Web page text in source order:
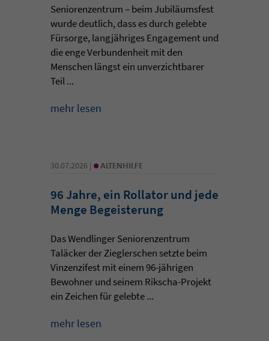
Seniorenzentrum – beim Jubiläumsfest
wurde deutlich, dass es durch gelebte
Fürsorge, langjähriges Engagement und
die enge Verbundenheit mit den
Menschen längst ein unverzichtbarer
Teil ...
mehr lesen
30.07.2026 | •ALTENHILFE
96 Jahre, ein Rollator und jede
Menge Begeisterung
Das Wendlinger Seniorenzentrum
Taläcker der Zieglerschen setzte beim
Vinzenzifest mit einem 96-jährigen
Bewohner und seinem Rikscha-Projekt
ein Zeichen für gelebte ...
mehr lesen